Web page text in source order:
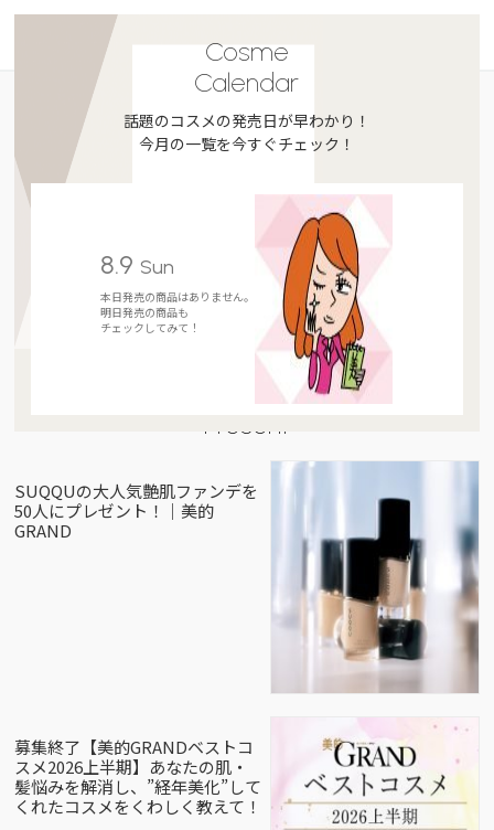
Cosme
Calendar
話題のコスメの発売日が早わかり！
今月の一覧を今すぐチェック！
8.9 Sun
本日発売の商品はありません。
明日発売の商品も
チェックしてみて！
Present
SUQQUの大人気艶肌ファンデを
50人にプレゼント！｜美的
GRAND
募集終了【美的GRANDベストコ
スメ2026上半期】あなたの肌・
髪悩みを解消し、”経年美化”して
くれたコスメをくわしく教えて！